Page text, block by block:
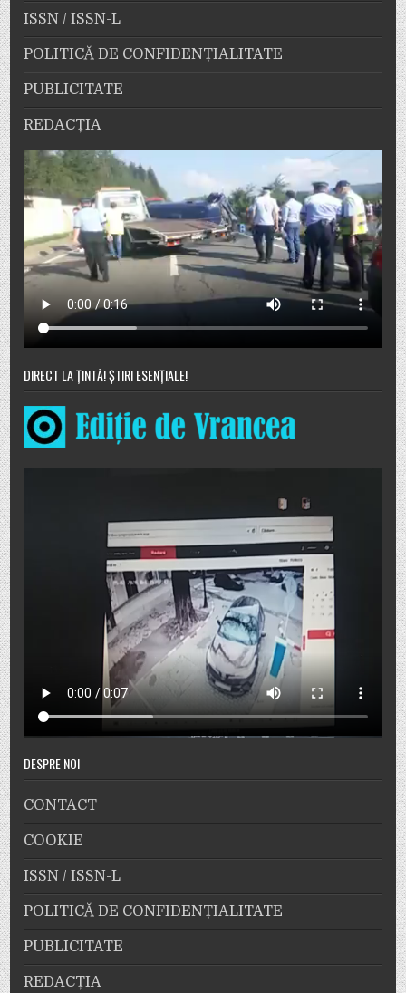
ISSN / ISSN-L
POLITICĂ DE CONFIDENȚIALITATE
PUBLICITATE
REDACȚIA
DIRECT LA ȚINTĂ! ȘTIRI ESENȚIALE!
DESPRE NOI
CONTACT
COOKIE
ISSN / ISSN-L
POLITICĂ DE CONFIDENȚIALITATE
PUBLICITATE
REDACȚIA